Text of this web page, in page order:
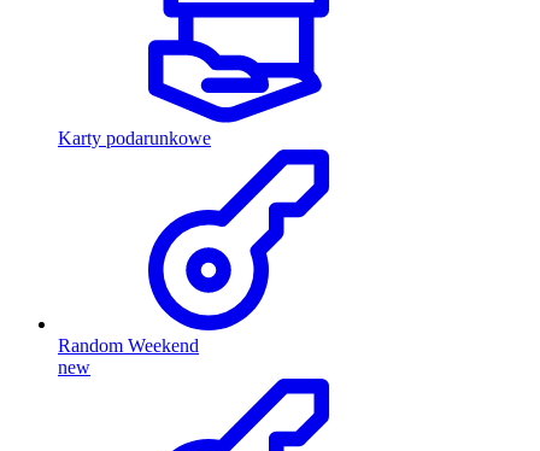
Karty podarunkowe
Random Weekend
new